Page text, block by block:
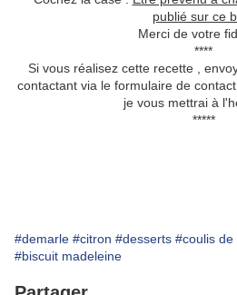
publié sur ce
Merci de votre
****
Si vous réalisez cette recette ,
contactant via le formulaire de
je vous mettrai à
*****
#demarle #citron #desserts #coulis de
#biscuit madeleine